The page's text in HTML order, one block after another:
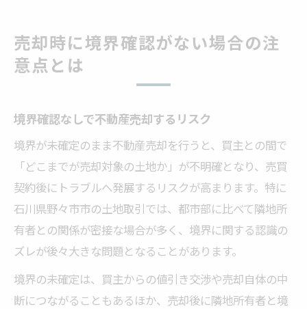
売却時に境界確認がない場合の注
意点とは
境界確認なしで不動産売却するリスク
境界が未確定のまま不動産売却を行うと、買主との間で
「どこまでが売却対象の土地か」が不明確となり、売買
契約後にトラブルへ発展するリスクが高まります。特に
石川県野々市市の土地取引では、都市部に比べて隣地所
有者との関係が密接な場合が多く、境界に関する認識の
ズレが後々大きな問題となることがあります。
境界の未確定は、買主からの値引き交渉や売却自体の中
断につながることもあるほか、売却後に隣地所有者と境